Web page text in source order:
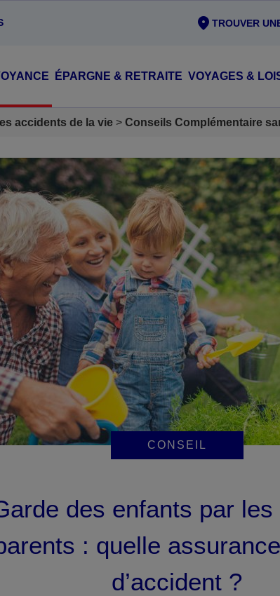
TROUVER
ÉPARGNE & RETRAITE VOYAGES &
accidents de la vie Conseils Complémentaire
CONSEIL
des enfants par les
: quelle
d’accident ?